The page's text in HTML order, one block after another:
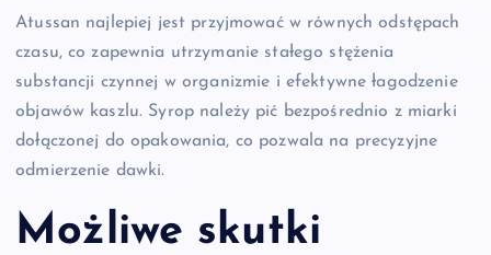
Atussan najlepiej jest przyjmować w równych odstępach
czasu, co zapewnia utrzymanie stałego stężenia
substancji czynnej w organizmie i efektywne łagodzenie
objawów kaszlu. Syrop należy pić bezpośrednio z miarki
dołączonej do opakowania, co pozwala na precyzyjne
odmierzenie dawki.
Możliwe skutki